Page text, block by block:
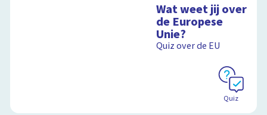
Wat weet jij over
de Europese
Unie?
Quiz over de EU
Quiz